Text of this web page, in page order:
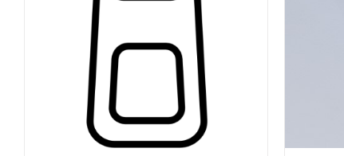
WEIST
MEHRERE
VARIANTEN
AUF.
DIE
OPTIONEN
KÖNNEN
AUF
DER
PRODUKTSEITE
GEWÄHLT
WERDEN